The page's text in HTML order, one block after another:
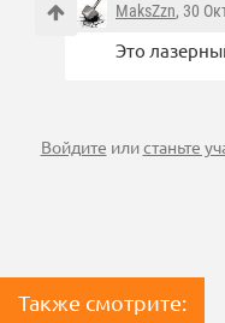
MaksZzn, 30
Это
Войдите илистаньте
Также смотрите: